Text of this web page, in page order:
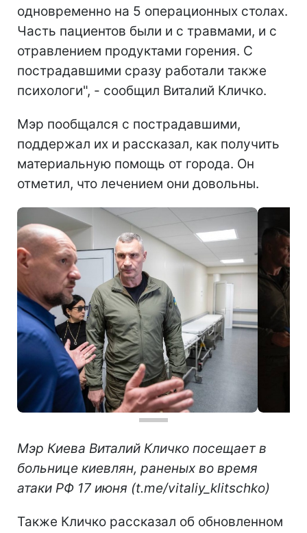
одновременно на 5 операционных столах.
Часть пациентов были и с травмами, и с
отравлением продуктами горения. С
пострадавшими сразу работали также
психологи", - сообщил Виталий Кличко.
Мэр пообщался с пострадавшими,
поддержал их и рассказал, как получить
материальную помощь от города. Он
отметил, что лечением они довольны.
Мэр Киева Виталий Кличко посещает в
больнице киевлян, раненых во время
атаки РФ 17 июня (t.me/vitaliy_klitschko)
Также Кличко рассказал об обновленном